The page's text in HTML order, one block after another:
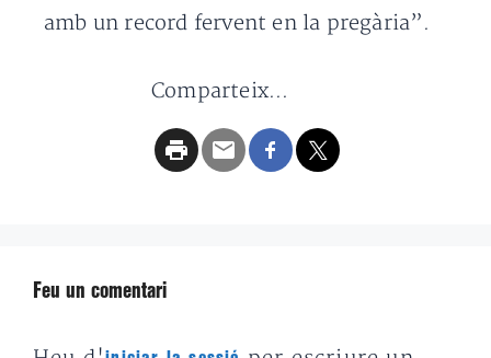
amb un record fervent en la pregària”.
Comparteix...
Feu un comentari